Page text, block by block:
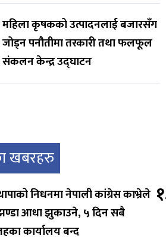
महिला कृषकको उत्पादनलाई बजारसँग
जोड्न पनौतीमा तरकारी तथा फलफूल
संकलन केन्द्र उद्घाटन
खबरहरु
निधनमा नेपाली कांग्रेस काभ्रेले
आधा झुकाउने, ५ दिन सबै
कार्यालय बन्द